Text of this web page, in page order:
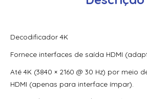
Switch Hikvision Gerenciavel (Via App
Portas Poe 10/100Mbps + 01 Uplink
Switch Hikvision Gerenciavel Metalico
Si 16 Portas Poe 10/100/1000Mbps 02
Decodificador 4K
Fornece interfaces de saída HDMI
Até 4K (3840 × 2160 @ 30 Hz) por meio
HDMI (apenas para interface ímpar).